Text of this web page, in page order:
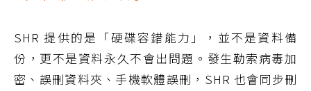
SHR 提供的是「硬碟容錯能力」，並不是資料備
份，更不是資料永久不會出問題。發生勒索病毒加
密、誤刪資料夾、手機軟體誤刪，SHR 也會同步刪